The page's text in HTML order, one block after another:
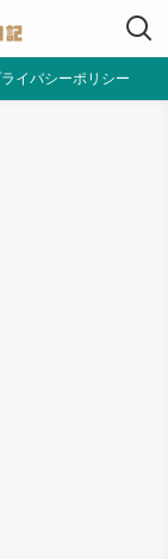
イバシーポリシー